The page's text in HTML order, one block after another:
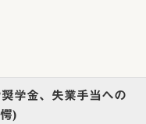
学金、失業手当への
)